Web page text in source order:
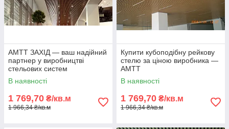
АМТТ ЗАХІД — ваш надійний
партнер у виробництві
стельових систем
В наявності
1 769,70 ₴/кв.м
1 966,34 ₴/кв.м
Купити кубоподібну рейкову
стелю за ціною виробника —
АМТТ
В наявності
1 769,70 ₴/кв.м
1 966,34 ₴/кв.м